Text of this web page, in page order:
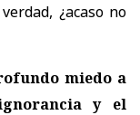
¿acaso no
miedo a
y el